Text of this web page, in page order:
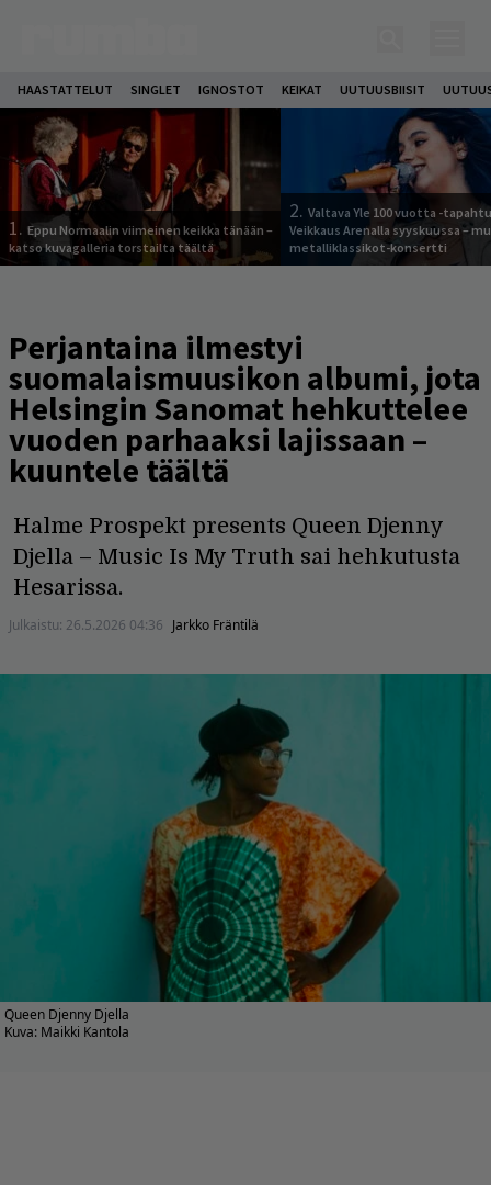
HAASTATTELUT SINGLET IGNOSTOT KEIKAT UUTUUSBIISIT
1. Eppu Normaalin viimeinen keikka tänään –
katso kuvagalleria torstailta täältä
2. Valtava Yle 100 vuotta -
Veikkaus Arenalla syyskuussa –
metalliklassikot-konsertti
Perjantaina ilmestyi
suomalaismuusikon albumi, jota
Helsingin Sanomat hehkuttelee
vuoden parhaaksi lajissaan –
kuuntele täältä
Halme Prospekt presents Queen Djenny
Djella – Music Is My Truth sai hehkutusta
Hesarissa.
Julkaistu: 26.5.2026 04:36 Jarkko Fräntilä
Queen Djenny Djella
Kuva: Maikki Kantola